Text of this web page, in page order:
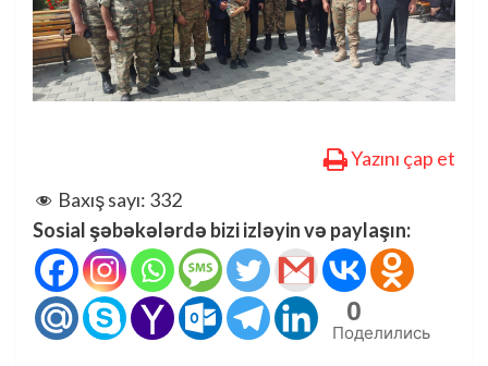
Yazını çap et
Baxış sayı: 332
Sosial şəbəkələrdə bizi izləyin və paylaşın:
0
Поделились